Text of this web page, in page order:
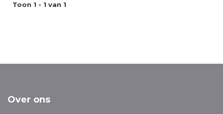
Toon 1 - 1 van 1
Over ons